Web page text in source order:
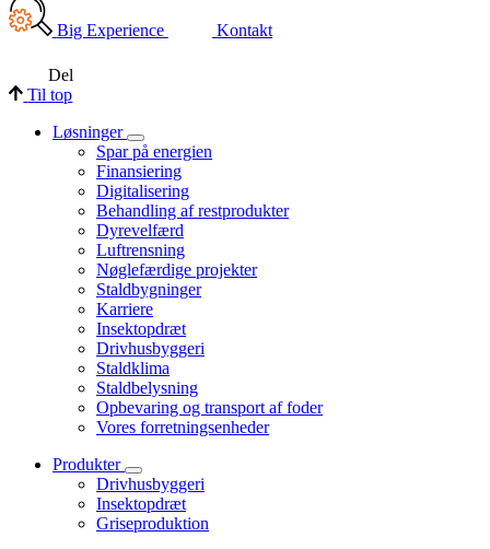
Big Experience Kontakt
Del
Til top
Løsninger
Spar på energien
Finansiering
Digitalisering
Behandling af restprodukter
Dyrevelfærd
Luftrensning
Nøglefærdige projekter
Staldbygninger
Karriere
Insektopdræt
Drivhusbyggeri
Staldklima
Staldbelysning
Opbevaring og transport af foder
Vores forretningsenheder
Produkter
Drivhusbyggeri
Insektopdræt
Griseproduktion